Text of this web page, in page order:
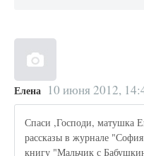
Елена 10 июня 2012,
Спаси ,Господи, матушка
рассказы в журнале
книгу "Мальчик с